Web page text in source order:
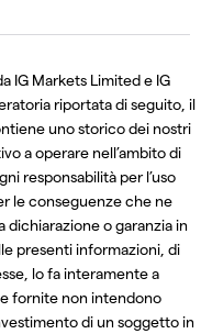
IG Markets Limited e IG
riportata di seguito, il
uno storico dei nostri
a operare nell’ambito di
responsabilità per l’uso
le conseguenze che ne
o garanzia in
presenti informazioni, di
lo fa interamente a
fornite non intendono
di un soggetto in